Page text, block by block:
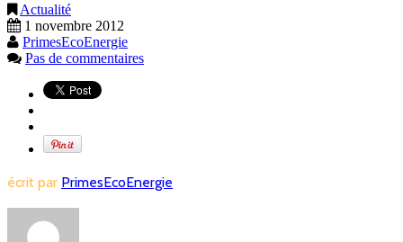
Actualité
1 novembre 2012
PrimesEcoEnergie
Pas de commentaires
écrit par PrimesEcoEnergie